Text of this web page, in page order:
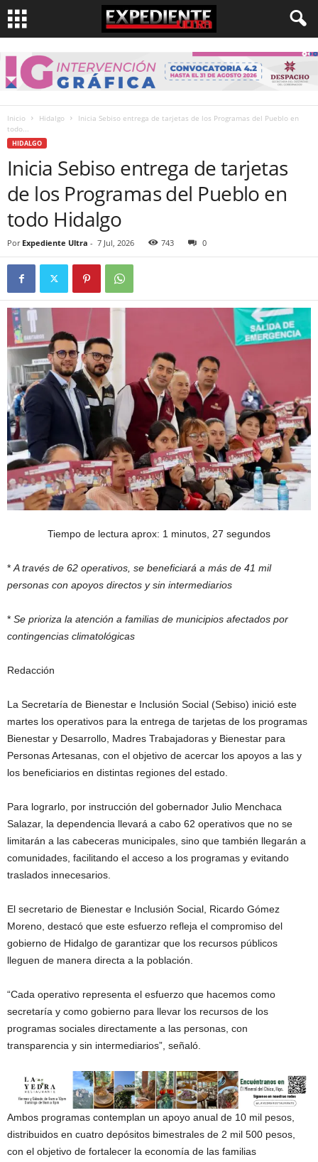
Inicio Hidalgo
Inicia Sebiso entrega de tarjetas de los Programas del Pueblo en
todo...
HIDALGO
Inicia Sebiso entrega de tarjetas
de los Programas del Pueblo en
todo Hidalgo
Por Expediente Ultra - 7 Jul, 2026 743 0
Tiempo de lectura aprox: 1 minutos, 27 segundos
*A través de 62 operativos, se beneficiará a más de 41 mil
personas con apoyos directos y sin intermediarios
* Se prioriza la atención a familias de municipios afectados por
contingencias climatológicas
Redacción
La Secretaría de Bienestar e Inclusión Social (Sebiso) inició este
martes los operativos para la entrega de tarjetas de los programas
Bienestar y Desarrollo, Madres Trabajadoras y Bienestar para
Personas Artesanas, con el objetivo de acercar los apoyos a las y
los beneficiarios en distintas regiones del estado.
Para lograrlo, por instrucción del gobernador Julio Menchaca
Salazar, la dependencia llevará a cabo 62 operativos que no se
limitarán a las cabeceras municipales, sino que también llegarán a
comunidades, facilitando el acceso a los programas y evitando
traslados innecesarios.
El secretario de Bienestar e Inclusión Social, Ricardo Gómez
Moreno, destacó que este esfuerzo refleja el compromiso del
gobierno de Hidalgo de garantizar que los recursos públicos
lleguen de manera directa a la población.
“Cada operativo representa el esfuerzo que hacemos como
secretaría y como gobierno para llevar los recursos de los
programas sociales directamente a las personas, con
transparencia y sin intermediarios”, señaló.
Ambos programas contemplan un apoyo anual de 10 mil pesos,
distribuidos en cuatro depósitos bimestrales de 2 mil 500 pesos,
con el objetivo de fortalecer la economía de las familias